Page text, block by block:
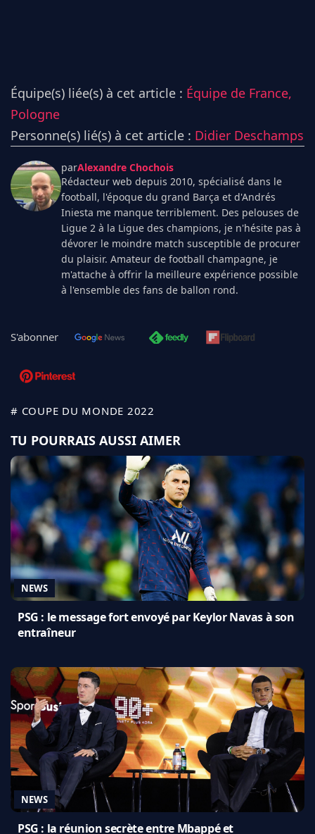
Équipe(s) liée(s) à cet article : Équipe de France,
Pologne
Personne(s) lié(s) à cet article : Didier Deschamps
parAlexandre Chochois
Rédacteur web depuis 2010, spécialisé dans le
football, l'époque du grand Barça et d'Andrés
Iniesta me manque terriblement. Des pelouses de
Ligue 2 à la Ligue des champions, je n'hésite pas à
dévorer le moindre match susceptible de procurer
du plaisir. Amateur de football champagne, je
m'attache à offrir la meilleure expérience possible
à l'ensemble des fans de ballon rond.
S'abonner
# COUPE DU MONDE 2022
TU POURRAIS AUSSI AIMER
NEWS
PSG : le message fort envoyé par Keylor Navas à son
entraîneur
NEWS
PSG : la réunion secrète entre Mbappé et